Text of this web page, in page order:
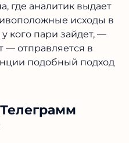
где аналитик выдает
исходы в
у кого пари зайдет, —
— отправляется в
подобный подход